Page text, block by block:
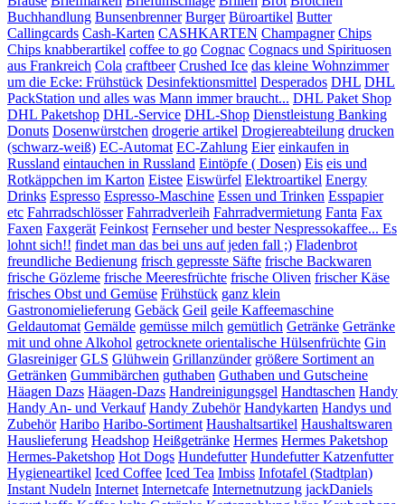
Buchhandlung Bunsenbrenner Burger Büroartikel Butter
Callingcards Cash-Karten CASHKARTEN Champagner Chips
Chips knabberartikel coffee to go Cognac Cognacs und Spirituosen
aus Frankreich Cola craftbeer Crushed Ice das kleine Wohnzimmer
um die Ecke: Frühstück Desinfektionsmittel Desperados DHL DHL
PackStation und alles was Mann immer braucht... DHL Paket Shop
DHL Paketshop DHL-Service DHL-Shop Dienstleistung Banking
Donuts Dosenwürstchen drogerie artikel Drogiereabteilung drucken
(schwarz-weiß) EC-Automat EC-Zahlung Eier einkaufen in
Russland eintauchen in Russland Eintöpfe ( Dosen) Eis eis und
Rotkäppchen im Karton Eistee Eiswürfel Elektroartikel Energy
Drinks Espresso Espresso-Maschine Essen und Trinken Esspapier
etc Fahrradschlösser Fahrradverleih Fahrradvermietung Fanta Fax
Faxen Faxgerät Feinkost Fernseher und bester Nespressokaffee... Es
lohnt sich!! findet man das bei uns auf jeden fall ;) Fladenbrot
freundliche Bedienung frisch gepresste Säfte frische Backwaren
frische Gözleme frische Meeresfrüchte frische Oliven frischer Käse
frisches Obst und Gemüse Frühstück ganz klein
Gastronomielieferung Gebäck Geil geile Kaffeemaschine
Geldautomat Gemälde gemüsse milch gemütlich Getränke Getränke
mit und ohne Alkohol getrocknete orientalische Hülsenfrüchte Gin
Glasreiniger GLS Glühwein Grillanzünder größere Sortiment an
Getränken Gummibärchen guthaben Guthaben und Gutscheine
Häagen Dazs Häagen-Dazs Handreinigungsgel Handtaschen Handy
Handy An- und Verkauf Handy Zubehör Handykarten Handys und
Zubehör Haribo Haribo-Sortiment Haushaltsartikel Haushaltswaren
Hauslieferung Headshop Heißgetränke Hermes Hermes Paketshop
Hermes-Paketshop Hot Dogs Hundefutter Hundefutter Katzenfutter
Hygieneartikel Iced Coffee Iced Tea Imbiss Infotafel (Stadtplan)
Instant Nudeln Internet Internetcafe Internetnutzung jackDaniels